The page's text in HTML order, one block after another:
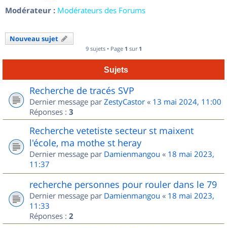
Modérateur : Modérateurs des Forums
Nouveau sujet
9 sujets • Page 1 sur 1
Sujets
Recherche de tracés SVP
Dernier message par ZestyCastor « 13 mai 2024, 11:00
Réponses : 3
Recherche vetetiste secteur st maixent
l'école, ma mothe st heray
Dernier message par Damienmangou « 18 mai 2023,
11:37
recherche personnes pour rouler dans le 79
Dernier message par Damienmangou « 18 mai 2023,
11:33
Réponses : 2